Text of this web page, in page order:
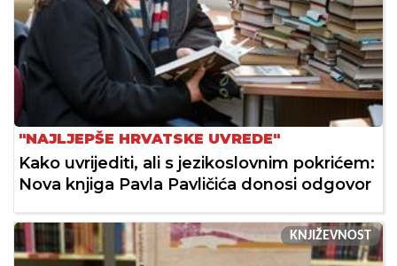
"NAJLJEPŠE HRVATSKE UVREDE"
Kako uvrijediti, ali s jezikoslovnim pokrićem:
Nova knjiga Pavla Pavličića donosi odgovor
KNJIŽEVNOST